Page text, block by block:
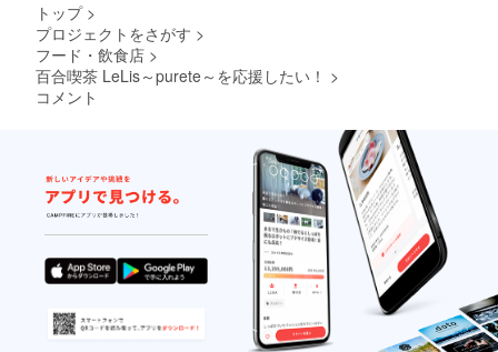
トップ >
プロジェクトをさがす >
フード・飲食店 >
百合喫茶 LeLis～purete～を応援したい！ >
コメント